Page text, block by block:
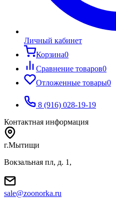
Личный кабинет
Корзина0
Сравнение товаров0
Отложенные товары0
8 (916) 028-19-19
Контактная информация
г.Мытищи
Вокзальная пл, д. 1,
sale@zoonorka.ru